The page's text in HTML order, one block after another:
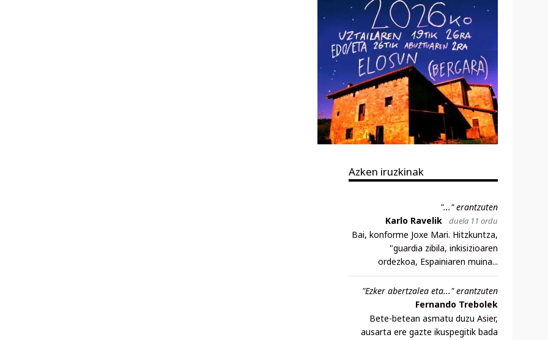
Azken iruzkinak
"..." erantzuten
Karlo Ravelik
duela 11 ordu
Bai, konforme Joxe Mari. Hitzkuntza,
"guardia zibila, inkisizioaren
ordezkoa, Espainiaren muina...
"Ezker abertzalea eta..." erantzuten
Fernando Trebolek
Bete-betean asmatu duzu Asier,
ausarta ere gazte ikuspegitik bada